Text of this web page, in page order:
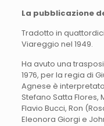
La pubblicazione
Tradotto in
Viareggio nel 1949.
Ha avuto una
1976, per la regia di
Agnese è
Stefano Satta Flores,
Flavio Bucci, Ron
Eleonora Giorgi e